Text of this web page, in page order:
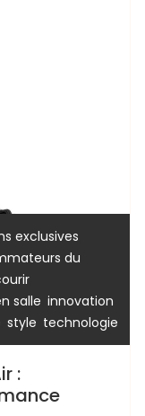
exclusives
du
salle innovation
style technologie
: